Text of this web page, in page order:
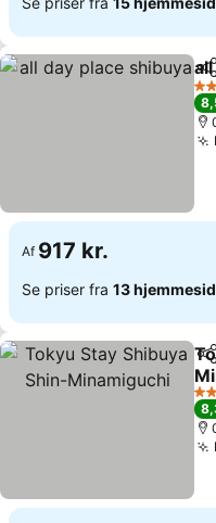
Del
4
Af 917 kr.
Se priser fra 13
3